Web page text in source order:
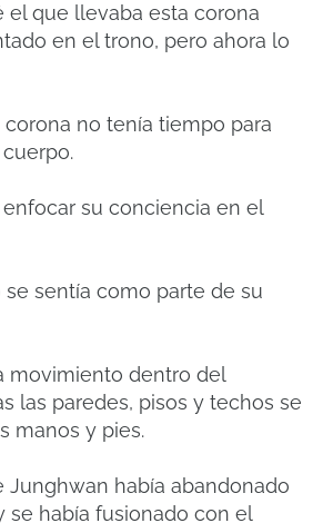
el que llevaba esta corona
en el trono, pero ahora lo
corona no tenía tiempo para
su conciencia en el
sentía como parte de su
movimiento dentro del
las paredes, pisos y techos se
manos y pies.
Junghwan había abandonado
se había fusionado con el